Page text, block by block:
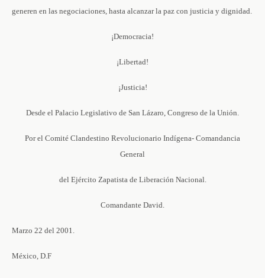
generen en las negociaciones, hasta alcanzar la paz con justicia y dignidad.
¡Democracia!
¡Libertad!
¡Justicia!
Desde el Palacio Legislativo de San Lázaro, Congreso de la Unión.
Por el Comité Clandestino Revolucionario Indígena- Comandancia
General
del Ejército Zapatista de Liberación Nacional.
Comandante David.
Marzo 22 del 2001.
México, D.F